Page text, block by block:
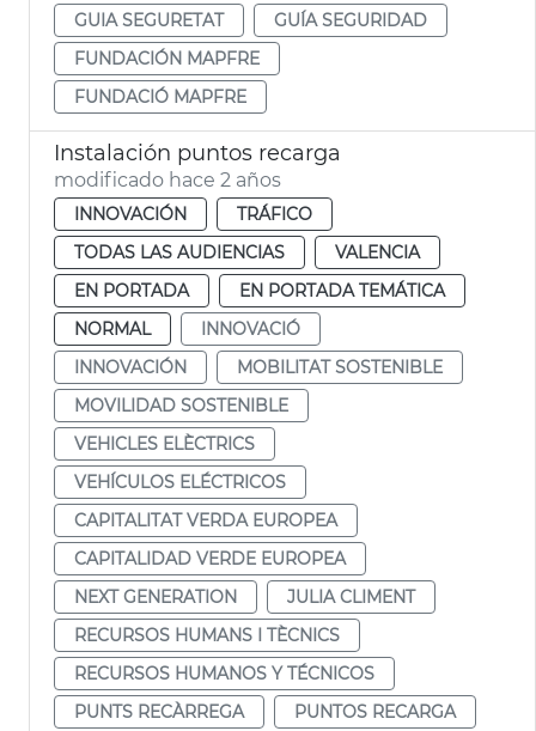
GUIA SEGURETAT
GUÍA SEGURIDAD
FUNDACIÓN MAPFRE
FUNDACIÓ MAPFRE
Instalación puntos recarga
modificado hace 2 años
INNOVACIÓN
TRÁFICO
TODAS LAS AUDIENCIAS
VALENCIA
EN PORTADA
EN PORTADA TEMÁTICA
NORMAL
INNOVACIÓ
INNOVACIÓN
MOBILITAT SOSTENIBLE
MOVILIDAD SOSTENIBLE
VEHICLES ELÈCTRICS
VEHÍCULOS ELÉCTRICOS
CAPITALITAT VERDA EUROPEA
CAPITALIDAD VERDE EUROPEA
NEXT GENERATION
JULIA CLIMENT
RECURSOS HUMANS I TÈCNICS
RECURSOS HUMANOS Y TÉCNICOS
PUNTS RECÀRREGA
PUNTOS RECARGA